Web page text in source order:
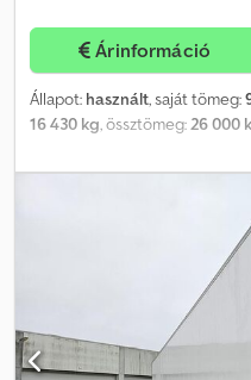
Árinformáció
Állapot: használt, saját tömeg:
16 430 kg, össztömeg:26 000
07/
méret:-, Gyártási év:2014,
hivatkozás: VO26-2175
hűtött félpótkocsi? Három
Carrier VECTOR 1950 MT?
Modell: CHEREAU CSD2
félpótkocsi Évjárat: 2014 Szín:
Konfiguráció: 2 tengely ATP
Három hőmérsékleti zónás
teljesítményű CHEREAU